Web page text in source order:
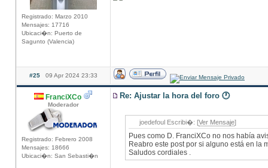
Registrado: Marzo 2010
Mensajes: 17716
Ubicaci�n: Puerto de
Sagunto (Valencia)
#25 09 Apr 2024 23:33
FranciXCo
Moderador
Registrado: Febrero 2008
Mensajes: 18666
Ubicaci�n: San Sebasti�n
Re: Ajustar la hora del foro 🕐
joedefoul Escribi�: [Ver Mensaje]
Pues como D. FranciXCo no nos había
Reabro este post por si alguno está en la
Saludos cordiales .